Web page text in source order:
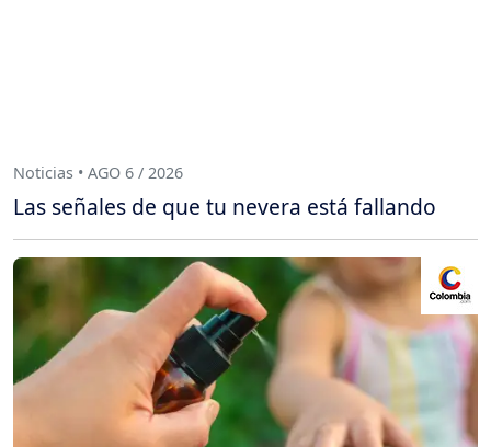
Noticias • AGO 6 / 2026
Las señales de que tu nevera está fallando